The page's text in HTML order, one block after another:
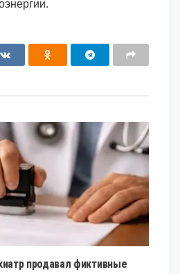
продавал фиктивные